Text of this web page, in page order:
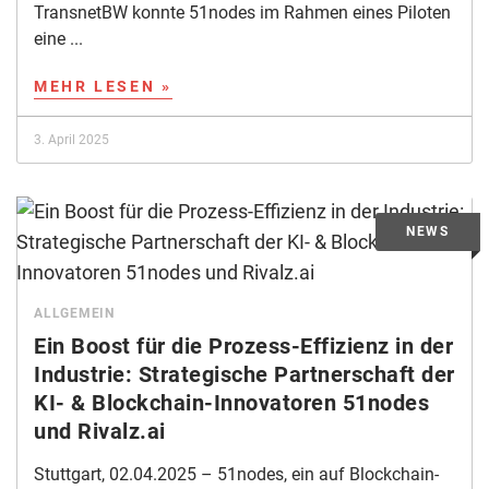
TransnetBW konnte 51nodes im Rahmen eines Piloten
eine ...
MEHR LESEN »
3. April 2025
ALLGEMEIN
Ein Boost für die Prozess-Effizienz in der
Industrie: Strategische Partnerschaft der
KI- & Blockchain-Innovatoren 51nodes
und Rivalz.ai
Stuttgart, 02.04.2025 – 51nodes, ein auf Blockchain-